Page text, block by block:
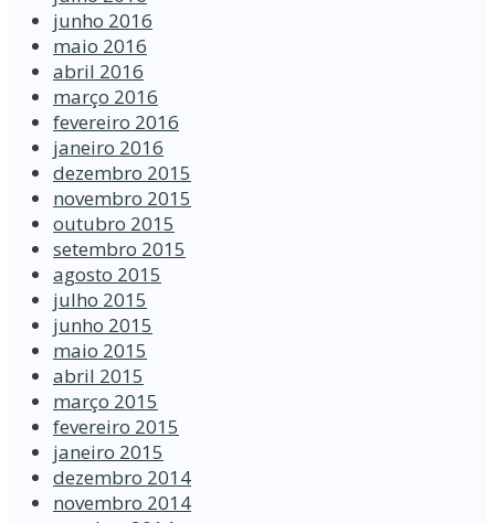
junho 2016
maio 2016
abril 2016
março 2016
fevereiro 2016
janeiro 2016
dezembro 2015
novembro 2015
outubro 2015
setembro 2015
agosto 2015
julho 2015
junho 2015
maio 2015
abril 2015
março 2015
fevereiro 2015
janeiro 2015
dezembro 2014
novembro 2014